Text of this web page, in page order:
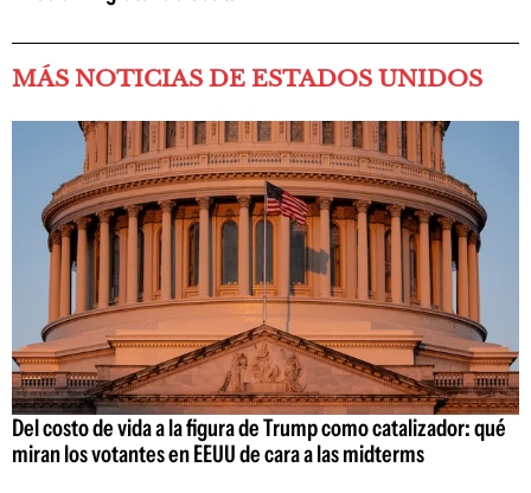
MÁS NOTICIAS DE ESTADOS UNIDOS
Del costo de vida a la figura de Trump como catalizador: qué
miran los votantes en EEUU de cara a las midterms